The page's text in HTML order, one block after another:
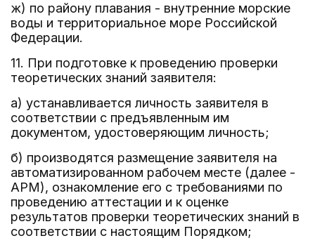
ж) по району плавания - внутренние морские
воды и территориальное море Российской
Федерации.
11. При подготовке к проведению проверки
теоретических знаний заявителя:
а) устанавливается личность заявителя в
соответствии с предъявленным им
документом, удостоверяющим личность;
б) производятся размещение заявителя на
автоматизированном рабочем месте (далее -
АРМ), ознакомление его с требованиями по
проведению аттестации и к оценке
результатов проверки теоретических знаний в
соответствии с настоящим Порядком;